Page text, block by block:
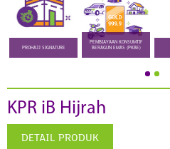
PROHAJJ SIGNATURE
PEMBIAYAAN KONSUMTIF
BERAGUN EMAS (PKBE)
KPR iB Hijrah
DETAIL PRODUK